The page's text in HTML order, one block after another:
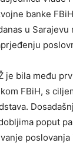
banke
u
je bila među
FBiH, s
poput
poslovanja